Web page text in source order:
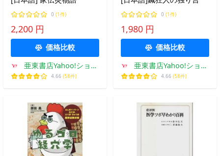
0 (1件)
2,200 円
価格比較
亜東書店Yahoo!ショッ
プ
4.66 (58件)
0 (1件)
1,980 円
価格比較
亜東書店Yahoo!ショッ
プ
4.66 (58件)